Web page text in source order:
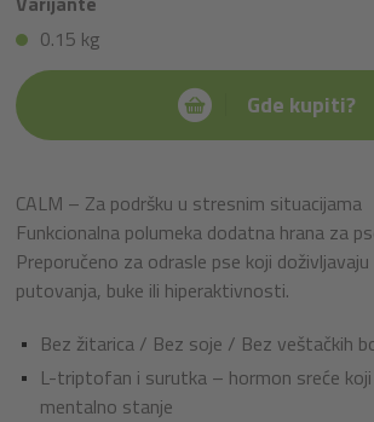
0.15 kg
Gde kupiti?
CALM – Za podršku u stresnim situacijama
Funkcionalna polumeka dodatna hrana za
Preporučeno za odrasle pse koji
putovanja, buke ili hiperaktivnosti.
Bez žitarica / Bez soje / Bez veštačkih
L-triptofan i surutka – hormon sreće
mentalno stanje